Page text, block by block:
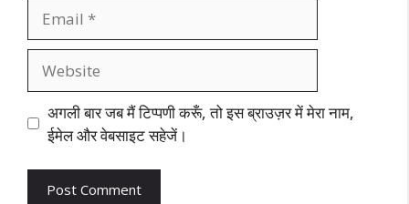
अगली बार जब मैं टिप्पणी करूँ, तो इस ब्राउज़र में मेरा नाम,
ईमेल और वेबसाइट सहेजें।